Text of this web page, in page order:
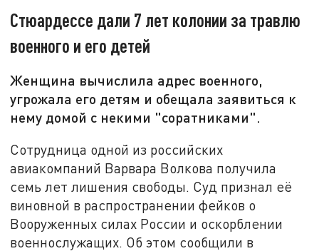
Стюардессе дали 7 лет колонии за травлю
военного и его детей
Женщина вычислила адрес военного,
угрожала его детям и обещала заявиться к
нему домой с некими "соратниками".
Сотрудница одной из российских
авиакомпаний Варвара Волкова получила
семь лет лишения свободы. Суд признал её
виновной в распространении фейков о
Вооруженных силах России и оскорблении
военнослужащих. Об этом сообщили в